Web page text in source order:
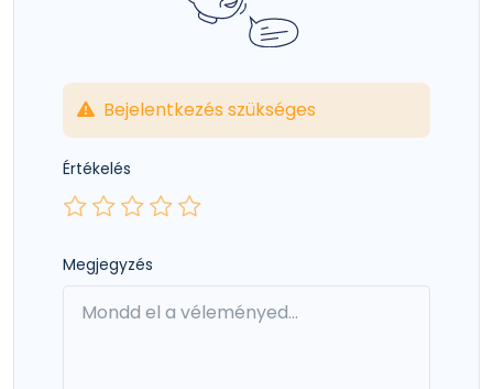
Bejelentkezés szükséges
Értékelés
Megjegyzés